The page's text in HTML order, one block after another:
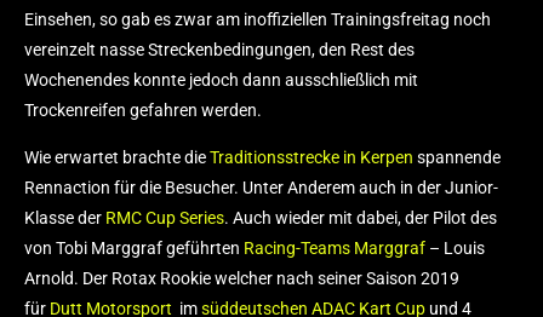
Einsehen, so gab es zwar am inoffiziellen Trainingsfreitag noch
vereinzelt nasse Streckenbedingungen, den Rest des
Wochenendes konnte jedoch dann ausschließlich mit
Trockenreifen gefahren werden.
Wie erwartet brachte dieTraditionsstrecke in Kerpen spannende
Rennaction für die Besucher. Unter Anderem auch in der Junior-
Klasse der RMC Cup Series. Auch wieder mit dabei, der Pilot des
von Tobi Marggraf geführten Racing-Teams Marggraf – Louis
Arnold. Der Rotax Rookie welcher nach seiner Saison 2019
für Dutt Motorsport imsüddeutschen ADAC Kart Cup und 4